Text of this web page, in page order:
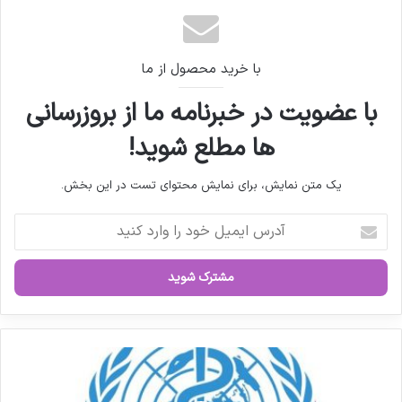
با خرید محصول از ما
با عضویت در خبرنامه ما از بروزرسانی
ها مطلع شوید!
یک متن نمایش، برای نمایش محتوای تست در این بخش.
ر
ا
ی